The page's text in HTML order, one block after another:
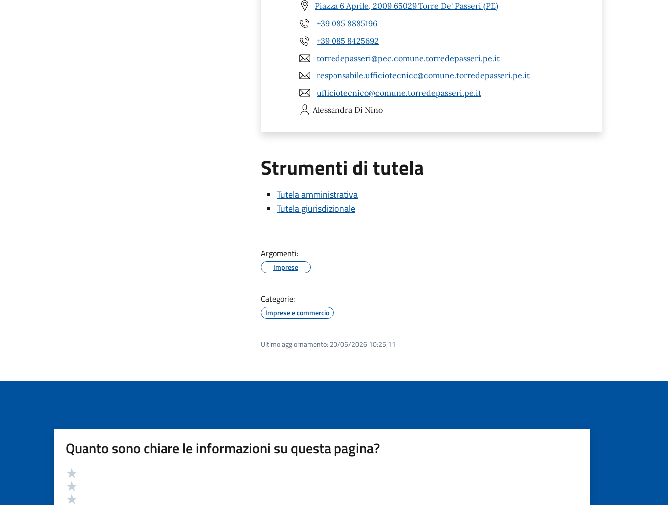
Piazza 6 Aprile, 2009 65029 Torre De' Passeri (PE)
+39 085 8885196
+39 085 8425692
torredepasseri@pec.comune.torredepasseri.pe.it
responsabile.ufficiotecnico@comune.torredepasseri.pe.it
ufficiotecnico@comune.torredepasseri.pe.it
Alessandra Di Nino
Strumenti di tutela
Tutela amministrativa
Tutela giurisdizionale
Argomenti:
Imprese
Categorie:
Imprese e commercio
Ultimo aggiornamento: 20/05/2026 10:25.11
Quanto sono chiare le informazioni su questa pagina?
Valutazione